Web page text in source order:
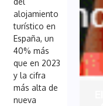
alojamiento
turístico en
España, un
40% más
que en 2023
y la cifra
más alta de
nueva